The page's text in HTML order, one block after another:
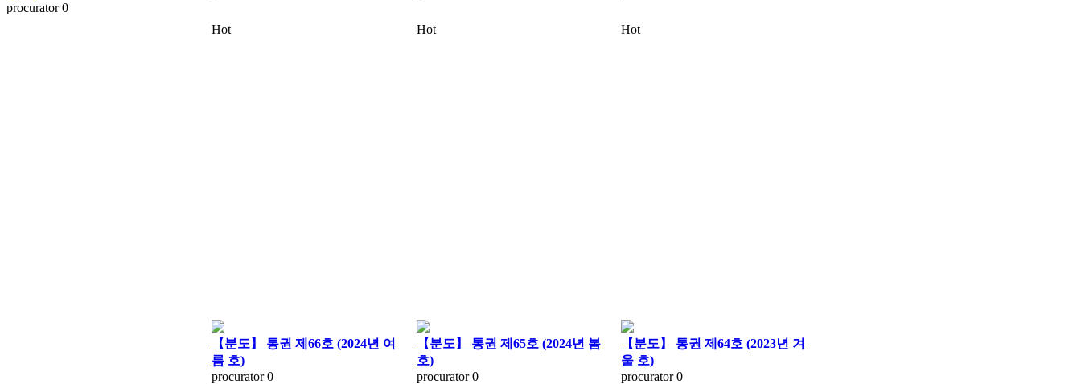
procurator 0
Hot
【분도】 통권 제66호 (2024년 여
름 호)
procurator 0
Hot
【분도】 통권 제65호 (2024년 봄
호)
procurator 0
Hot
【분도】 통권 제64호 (2023년 겨
울 호)
procurator 0